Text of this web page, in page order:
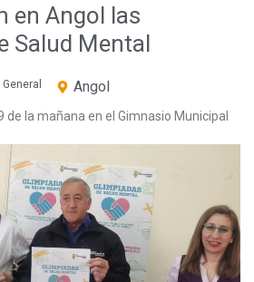
en Angol las
Salud Mental
Angol
de la mañana en el Gimnasio Municipal